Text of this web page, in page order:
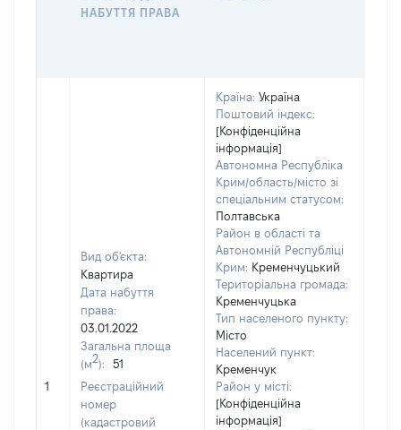
НАБУТТЯ ПРАВА
1
Вид об'єкта:
Квартира
Дата набуття
права:
03.01.2022
Загальна площа
(м2):
51
Реєстраційний
номер
(кадастровий
Країна: Україна
Поштовий індекс:
[Конфіденційна
інформація]
Автономна Республіка
Крим/область/місто зі
спеціальним статусом:
Полтавська
Район в області та
Автономній Республіці
Крим: Кременчуцький
Територіальна громада:
Кременчуцька
Тип населеного пункту:
Місто
Населений пункт:
Кременчук
Район у місті:
[Конфіденційна
інформація]